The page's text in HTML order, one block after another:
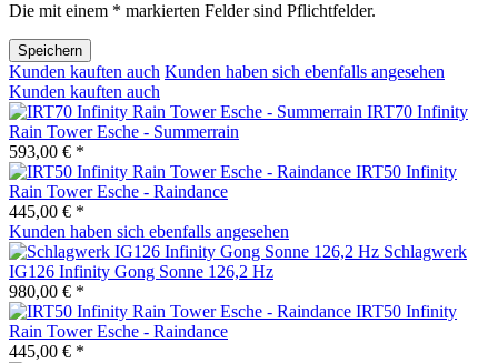
Die mit einem * markierten Felder sind Pflichtfelder.
Speichern
Kunden kauften auch Kunden haben sich ebenfalls angesehen
Kunden kauften auch
IRT70 Infinity
Rain Tower Esche - Summerrain
593,00 € *
IRT50 Infinity
Rain Tower Esche - Raindance
445,00 € *
Kunden haben sich ebenfalls angesehen
Schlagwerk
IG126 Infinity Gong Sonne 126,2 Hz
980,00 € *
IRT50 Infinity
Rain Tower Esche - Raindance
445,00 € *